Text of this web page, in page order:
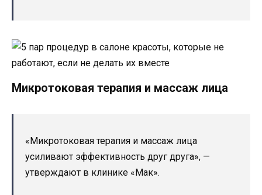
Микротоковая терапия и массаж лица
«Микротоковая терапия и массаж лица
усиливают эффективность друг друга», —
утверждают в клинике «Мак».